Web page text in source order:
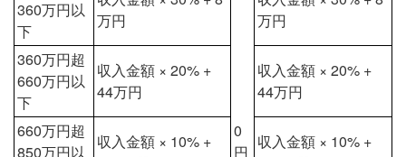
360万円以
下
万円
0
円
万円
360万円超
660万円以
下
収入金額 × 20% +
44万円
収入金額 × 20% +
44万円
660万円超
850万円以
収入金額 × 10% +
収入金額 × 10% +